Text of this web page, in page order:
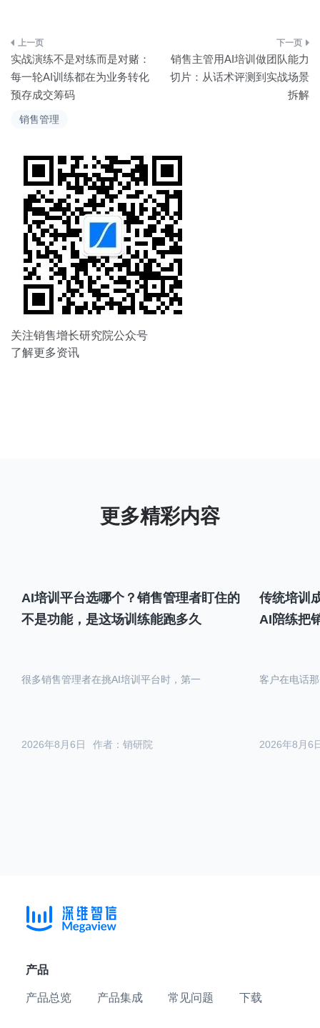
销售管理
文
章
导
实战演练不是对练而是对赌：
每一轮AI训练都在为业务转化
预存成交筹码
销售主管用AI培训做团队能力
切片：从话术评测到实战场景
拆解
关注销售增长研究院公众号
了解更多资讯
AI培训平台选哪个？销售管理者盯住的
不是功能，是这场训练能跑多久
作者：销研院
2026年8月6日
很多销售管理者在挑AI培训平台时，第一
传统培训
AI陪练把
2026年8月6
客户在电话
产品
产品总览 产品集成 常见问题 下载